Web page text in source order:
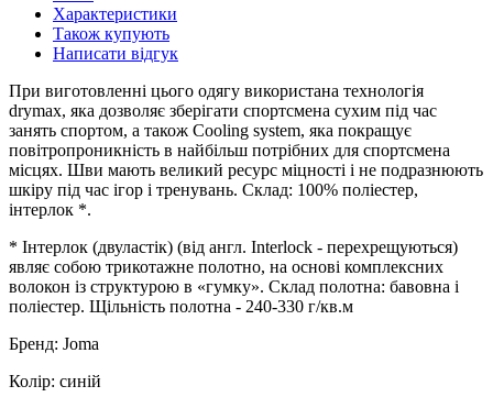
Характеристики
Також купують
Написати відгук
При виготовленні цього одягу використана технологія
drymax, яка дозволяє зберігати спортсмена сухим під час
занять спортом, а також Сooling system, яка покращує
повітропроникність в найбільш потрібних для спортсмена
місцях. Шви мають великий ресурс міцності і не подразнюють
шкіру під час ігор і тренувань. Склад: 100% поліестер,
інтерлок *.
* Інтерлок (двуластік) (від англ. Interlock - перехрещуються)
являє собою трикотажне полотно, на основі комплексних
волокон із структурою в «гумку». Склад полотна: бавовна і
поліестер. Щільність полотна - 240-330 г/кв.м
Бренд: Joma
Колір: синій